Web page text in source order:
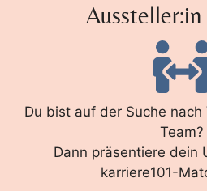
Du bist auf der Suche
Team?
Dann präsentiere dein
karriere101-